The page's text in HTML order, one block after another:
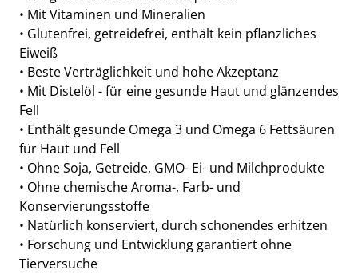
• Mit Vitaminen und Mineralien
• Glutenfrei, getreidefrei, enthält kein pflanzliches
Eiweiß
• Beste Verträglichkeit und hohe Akzeptanz
• Mit Distelöl - für eine gesunde Haut und glänzendes
Fell
• Enthält gesunde Omega 3 und Omega 6 Fettsäuren
für Haut und Fell
• Ohne Soja, Getreide, GMO- Ei- und Milchprodukte
• Ohne chemische Aroma-, Farb- und
Konservierungsstoffe
• Natürlich konserviert, durch schonendes erhitzen
• Forschung und Entwicklung garantiert ohne
Tierversuche